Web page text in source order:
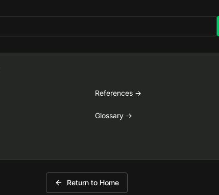
References →
Glossary →
Return to Home